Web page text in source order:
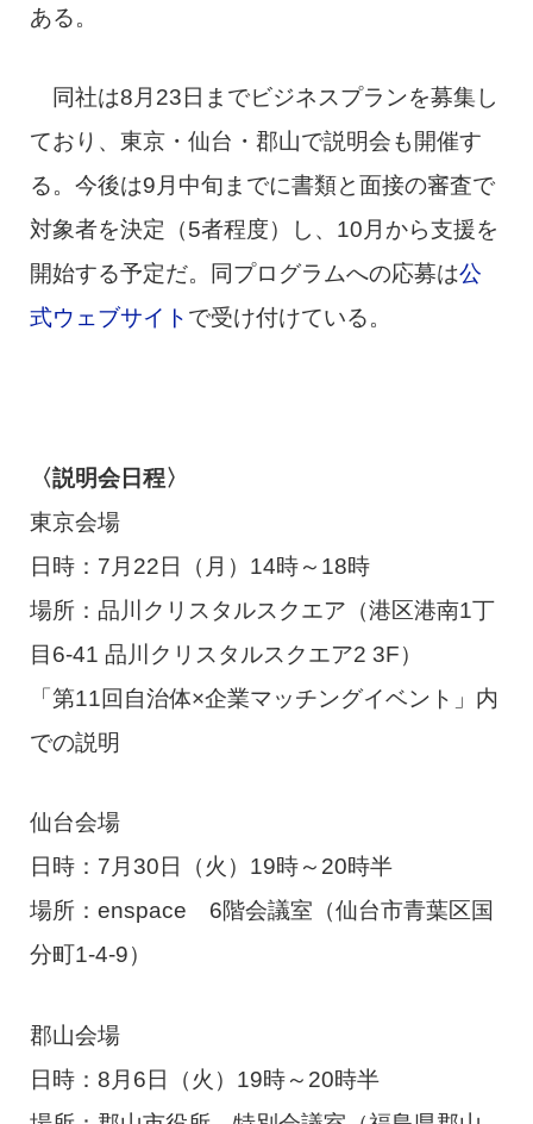
ある。
同社は8月23日までビジネスプランを募集し
ており、東京・仙台・郡山で説明会も開催す
る。今後は9月中旬までに書類と面接の審査で
対象者を決定（5者程度）し、10月から支援を
開始する予定だ。同プログラムへの応募は公
式ウェブサイト で受け付けている。
〈説明会日程〉
東京会場
日時：7月22日（月）14時～18時
場所：品川クリスタルスクエア（港区港南1丁
目6-41 品川クリスタルスクエア2 3F）
「第11回自治体×企業マッチングイベント」内
での説明
仙台会場
日時：7月30日（火）19時～20時半
場所：enspace 6階会議室（仙台市青葉区国
分町1-4-9）
郡山会場
日時：8月6日（火）19時～20時半